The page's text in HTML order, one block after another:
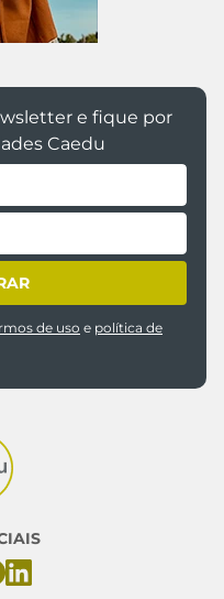
e fique por
Caedu
de uso e política de